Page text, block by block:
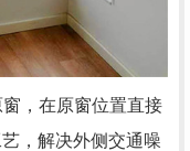
，在原窗位置直接
，解决外侧交通噪